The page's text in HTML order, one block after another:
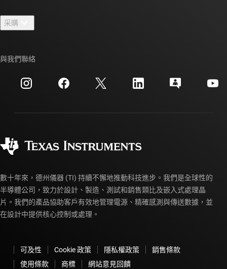
新聞室
活動
投資人關系
TI E2E™ 設計支援論壇
交互參考搜索
客戶支援中心
myTI 帳戶常見問題解答
采購
訂購 FAQ
與我們聯絡
數十年來，德州儀器 (TI) 持續不懈地推動科技進步。我們是全球性的
半導體公司，致力於設計、製造、測試和銷售類比及嵌入式處理晶
片。我們的產品協助客戶有效地管理電源、精確感測與傳送數據，並
在設計中提供核心控制或處理。
可及性 Cookie 政策 隱私權政策
銷售條款
使用條款
商標 網站意見回饋